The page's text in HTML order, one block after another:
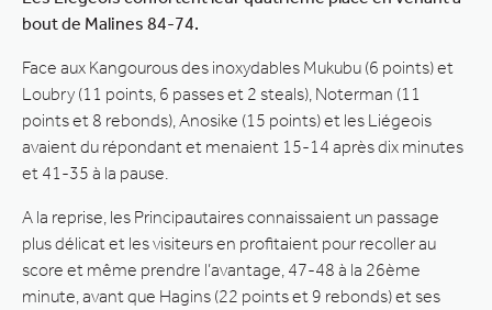
bout de Malines 84-74.
Face aux Kangourous des inoxydables Mukubu (6 points) et
Loubry (11 points, 6 passes et 2 steals), Noterman (11
points et 8 rebonds), Anosike (15 points) et les Liégeois
avaient du répondant et menaient 15-14 après dix minutes
et 41-35 à la pause.
A la reprise, les Principautaires connaissaient un passage
plus délicat et les visiteurs en profitaient pour recoller au
score et même prendre l’avantage, 47-48 à la 26ème
minute, avant que Hagins (22 points et 9 rebonds) et ses